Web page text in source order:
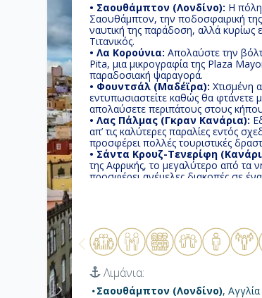
• Σαουθάμπτον (Λονδίνο): H
Σαουθάμπτον, την ποδοσφαιρική
ναυτική της παράδοση, αλλά
Τιτανικός.
• Λα Κορούνια: Απολαύστε την
Pita, μια μικρογραφία της Plaza
παραδοσιακή ψαραγορά.
• Φουντσάλ (Μαδέϊρα): Χτισμένη αμφιθεατρικά
εντυπωσιαστείτε καθώς θα φτάνετε
απολαύσετε περιπάτους στους
• Λας Πάλμας (Γκραν Κανάρια):
απ’ τις καλύτερες παραλίες εντός
προσφέρει πολλές τουριστικές
• Σάντα Κρουζ-Τενερίφη
της Αφρικής, το μεγαλύτερο από
προσφέρει ανέμελες διακοπές σε
Το νησί
αύρα γλυκιάς μελαγχολίας όταν ο
λόφους.
Λιμάνια:
Σαουθάμπτον (Λονδίνο), Αγγλία